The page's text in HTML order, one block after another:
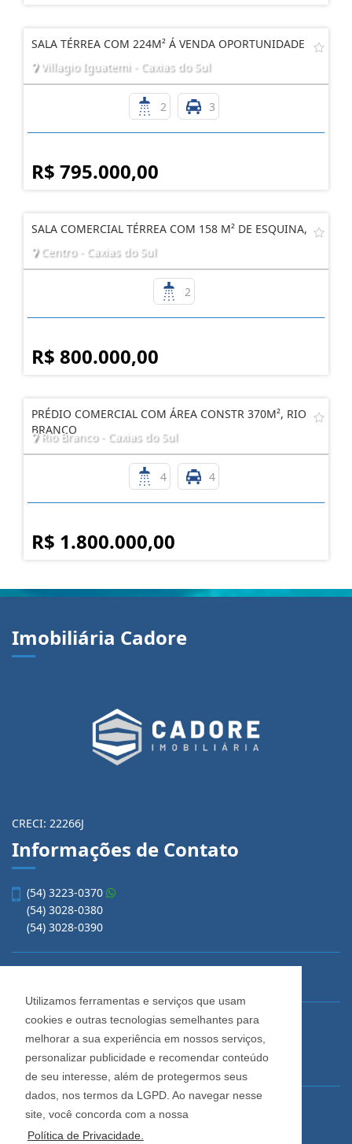
Utilizamos ferramentas e serviços que usam
cookies e outras tecnologias semelhantes para
melhorar a sua experiência em nossos serviços,
personalizar publicidade e recomendar conteúdo
de seu interesse, além de protegermos seus
dados, nos termos da LGPD. Ao navegar nesse
site, você concorda com a nossa
Política de Privacidade.
SALA TÉRREA COM 224M² Á VENDA OPORTUNIDADE
Villagio Iguatemi - Caxias do Sul
2 3
R$ 795.000,00
SALA COMERCIAL TÉRREA COM 158 M² DE ESQUINA,
Centro - Caxias do Sul
2
R$ 800.000,00
PRÉDIO COMERCIAL COM ÁREA CONSTR 370M², RIO
BRANCO
Rio Branco - Caxias do Sul
4 4
R$ 1.800.000,00
Imobiliária Cadore
CRECI: 22266J
Informações de Contato
(54) 3223-0370
(54) 3028-0380
(54) 3028-0390
Imobiliária Cadore
Rua Os Dezoito do Forte, 1622, Centro
Caxias do Sul - Rio Grande do Sul
Horário de Atendimento
De segunda a sexta-feira